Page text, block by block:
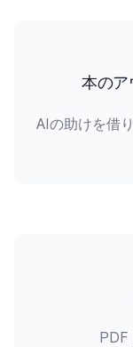
本のア
AIの助けを借
PDF